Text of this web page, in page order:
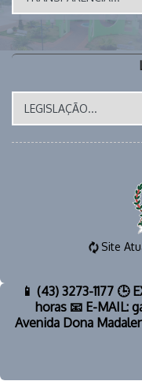
Site
📱 (43) 3273-1177 🕒
horas 📧 E-MAIL:
Avenida Dona